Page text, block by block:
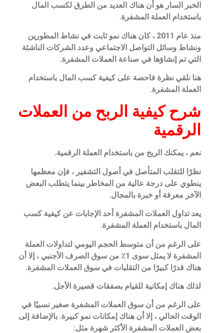
الخبر السار هو أن هناك العديد من الطرق لكسب المال
باستخدام العملة المشفرة.
منذ عام 2011 ، كان هناك نمو ثابت في نشاط المطورين
ونشاط وسائل التواصل الاجتماعي وعدد الشركات الناشئة
التي تم إنشاؤها في صناعة العملات المشفرة.
هنا نلقي نظرة فاحصة على كيفية كسب المال باستخدام
العملة المشفرة.
شرح كيفية الربح من العملات
الرقمية
نعم ، يمكنك الربح من باستخدام العملة الرقمية.
نظرًا للتقلب المتأصل في أصول التشفير ، فإن معظمها
ينطوي على درجة عالية من المخاطر بينما يتطلب البعض
الآخر معرفة أو خبرة بالمجال.
يعد تداول العملات المشفرة أحد الإجابات عن كيفية كسب
المال باستخدام العملة المشفرة.
على الرغم من أن متوسط ​​الحجم اليومي لتداولات العملة
المشفرة لا يمثل سوى 1٪ من سوق الصرف الأجنبي ، إلا أن
هناك قدرًا كبيرًا من التقلبات في سوق العملات المشفرة.
لذلك هناك إمكانية للقيام بصفقات قصيرة الأجل.
على الرغم من أن سوق العملات المشفرة صغير نسبيًا في
الوقت الحالي ، إلا أن هناك إمكانات نمو كبيرة. بالإضافة إلى
بعض العملات المشفرة الأكثر شهرة مثل: